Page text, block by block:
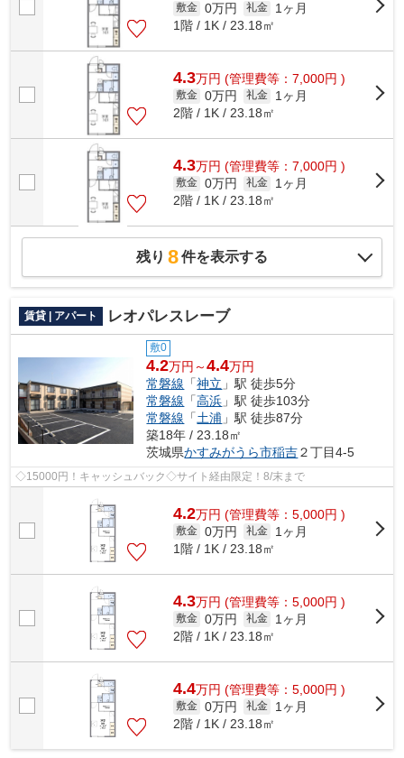
敷金 0万円 礼金
1ヶ月
1階 / 1K / 23.18㎡
4.3万円 (管理費等：7,000円 )
敷金 0万円 礼金
1ヶ月
2階 / 1K / 23.18㎡
4.3万円 (管理費等：7,000円 )
敷金 0万円 礼金
1ヶ月
2階 / 1K / 23.18㎡
残り 8件を表示する
賃貸 | アパート レオパレスレーブ
敷0
4.2万円～4.4万円
常磐線 「神立 」駅 徒歩5分
常磐線 「高浜 」駅 徒歩103分
常磐線 「土浦 」駅 徒歩87分
築18年 / 23.18㎡
茨城県かすみがうら市稲吉２丁目4-5
◇15000円！キャッシュバック◇サイト経由限定！8/末まで
4.2万円 (管理費等：5,000円 )
敷金 0万円 礼金
1ヶ月
1階 / 1K / 23.18㎡
4.3万円 (管理費等：5,000円 )
敷金 0万円 礼金
1ヶ月
2階 / 1K / 23.18㎡
4.4万円 (管理費等：5,000円 )
敷金 0万円 礼金
1ヶ月
2階 / 1K / 23.18㎡